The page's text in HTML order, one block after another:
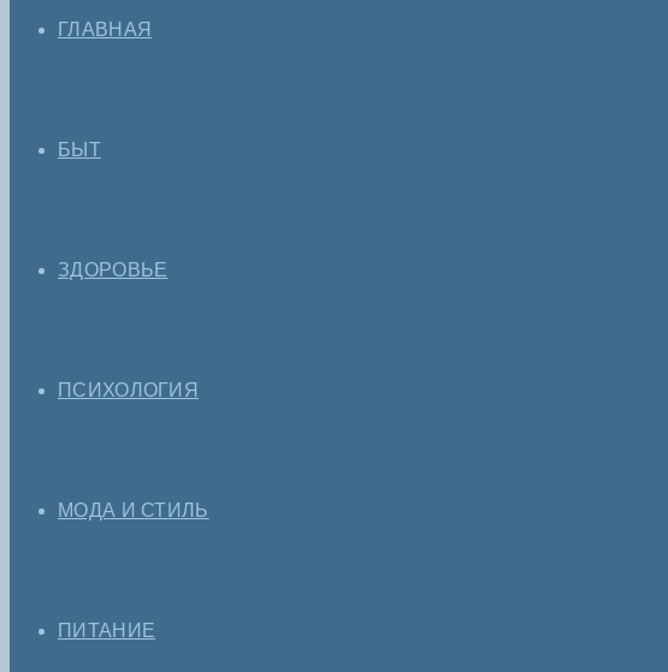
ГЛАВНАЯ
БЫТ
ЗДОРОВЬЕ
ПСИХОЛОГИЯ
МОДА И СТИЛЬ
ПИТАНИЕ